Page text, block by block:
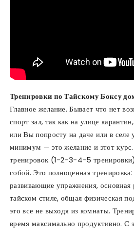
Тренировки по Тайскому Боксу
Главное желание. Бывает что нет
спорт зал, так как на улице
или Вы попросту на даче или в
минимум — это желание и этот
тренировок (1-2-3-4-5
собой. Это полноценная
развивающие упражнения, основная
тайском стиле, общая физическая
это все не выходя из комнаты.
время максимально продуктивно. С